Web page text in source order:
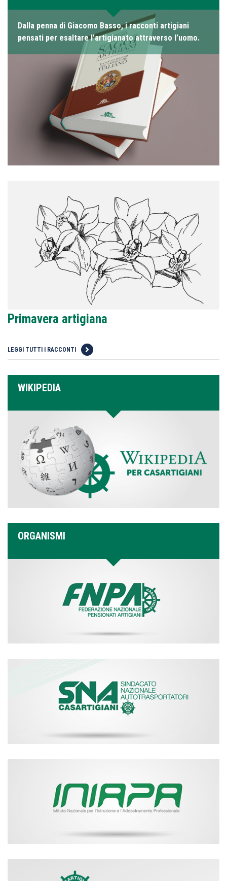
Dalla penna di Giacomo Basso, i racconti artigiani
pensati per esaltare l’artigianato attraverso l’uomo.
Primavera artigiana
LEGGI TUTTI I RACCONTI
WIKIPEDIA
ORGANISMI